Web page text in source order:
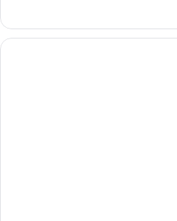
の
す
リ
ー
の
ー
ム
た
は
ツ